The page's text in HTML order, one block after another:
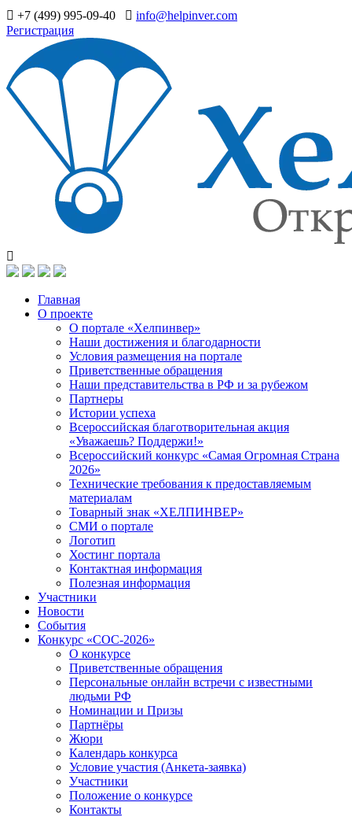
+7 (499) 995-09-40
info@helpinver.com
Регистрация
Главная
О проекте
О портале «Хелпинвер»
Наши достижения и благодарности
Условия размещения на портале
Приветственные обращения
Наши представительства в РФ и за рубежом
Партнеры
Истории успеха
Всероссийская благотворительная акция
«Уважаешь? Поддержи!»
Всероссийский конкурс «Самая Огромная Страна
2026»
Технические требования к предоставляемым
материалам
Товарный знак «ХЕЛПИНВЕР»
СМИ о портале
Логотип
Хостинг портала
Контактная информация
Полезная информация
Участники
Новости
События
Конкурс «СОС-2026»
О конкурсе
Приветственные обращения
Персональные онлайн встречи с известными
людьми РФ
Номинации и Призы
Партнёры
Жюри
Календарь конкурса
Условие участия (Анкета-заявка)
Участники
Положение о конкурсе
Контакты